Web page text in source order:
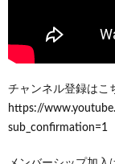
チャンネル登録はこ
https://
sub_confirmation=1